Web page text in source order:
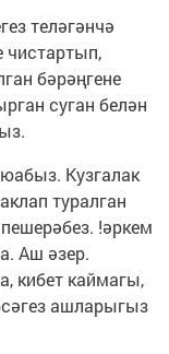
теләгәнчә
чистартып,
бәрәңгене
суган белән
Кузгалак
туралган
!әркем
Аш әзер.
кибет каймагы,
ашларыгыз